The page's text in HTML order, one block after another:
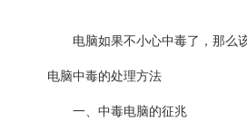
电脑如果不小心中毒了，那么该
电脑中毒的处理方法
一、中毒电脑的征兆